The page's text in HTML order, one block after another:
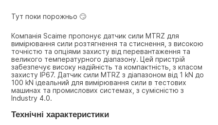
Тут поки порожньо 🙄
Компанія Scaime пропонує датчик сили MTRZ для
вимірювання сили розтягнення та стиснення, з високою
точністю та опціями захисту від перевантаження та
великого температурного діапазону. Цей пристрій
забезпечує високу надійність та компактність, з класом
захисту IP67. Датчик сили MTRZ з діапазоном від 1 kN до
100 kN ідеальний для вимірювання сили в тестових
машинах та промислових системах, з сумісністю з
Industry 4.0.
Технічні характеристики